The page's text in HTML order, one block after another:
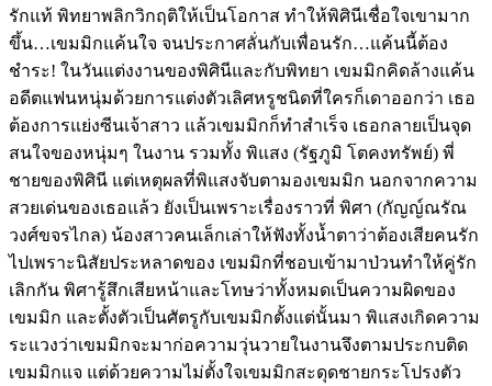
รักแท้ พิทยาพลิกวิกฤติให้เป็นโอกาส ทำให้พิศินีเชื่อใจเขามาก
ขึ้น…เขมมิกแค้นใจ จนประกาศลั่นกับเพื่อนรัก…แค้นนี้ต้อง
ชำระ! ในวันแต่งงานของพิศินีและกับพิทยา เขมมิกคิดล้างแค้น
อดีตแฟนหนุ่มด้วยการแต่งตัวเลิศหรูชนิดที่ใครก็เดาออกว่า เธอ
ต้องการแย่งซีนเจ้าสาว แล้วเขมมิกก็ทำสำเร็จ เธอกลายเป็นจุด
สนใจของหนุ่มๆ ในงาน รวมทั้ง พิแสง (รัฐภูมิ โตคงทรัพย์) พี่
ชายของพิศินี แต่เหตุผลที่พิแสงจับตามองเขมมิก นอกจากความ
สวยเด่นของเธอแล้ว ยังเป็นเพราะเรื่องราวที่ พิศา (กัญญ์ณรัณ
วงศ์ขจรไกล) น้องสาวคนเล็กเล่าให้ฟังทั้งน้ำตาว่าต้องเสียคนรัก
ไปเพราะนิสัยประหลาดของ เขมมิกที่ชอบเข้ามาป่วนทำให้คู่รัก
เลิกกัน พิศารู้สึกเสียหน้าและโทษว่าทั้งหมดเป็นความผิดของ
เขมมิก และตั้งตัวเป็นศัตรูกับเขมมิกตั้งแต่นั้นมา พิแสงเกิดความ
ระแวงว่าเขมมิกจะมาก่อความวุ่นวายในงานจึงตามประกบติด
เขมมิกแจ แต่ด้วยความไม่ตั้งใจเขมมิกสะดุดชายกระโปรงตัว